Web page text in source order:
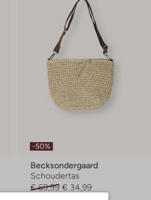
-50%
Becksondergaard
Schoudertas
€ 69,99 € 34,99